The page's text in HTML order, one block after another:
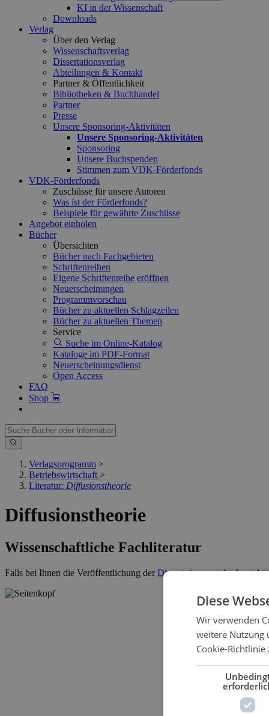
KI in der Wissenschaft
Downloads
Verlag
Über den Verlag
Wissenschaftsverlag
Dissertationsverlag
Abteilungen & Kontakt
Partner & Öffentlichkeit
Bibliotheken & Buchhandel
Partner
Presse
Unsere Sponsoring-Aktivitäten
Unsere Sponsoring-Aktivitäten
Sponsoring
Unsere Buchspenden
Stimmen zum VDK-Förderfonds
VDK-Förderfonds
Zuschüsse für unsere Autoren
Was ist der Förderfonds?
Beispiele für gewährte Zuschüsse
Angebot einholen
Bücher
Übersichten
Bücher nach Fachgebieten
Schriftenreihen
Eigene Schriftenreihe eröffnen
Neuerscheinungen
Programmvorschau
Bücher zu aktuellen Schlagzeilen
Bücher zu aktuellen Themen
Service
Suche im Online-Katalog
Kataloge im PDF-Format
Neuerscheinungsdienst
Open Access
FAQ
Shop
Verlagsprogramm >
Betriebswirtschaft >
Literatur: Diffusionstheorie
Diffusionstheorie
Wissenschaftliche Fachliteratur
Falls bei Ihnen die Veröffentlichung derDissertationansteht,
Diese
Wir verwenden
weitere Nutzung
Cookie-Richtlinie